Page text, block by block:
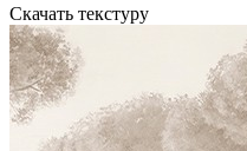
Скачать текстуру